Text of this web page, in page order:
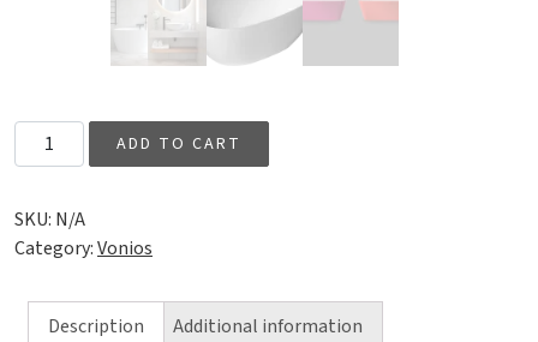
Vonia LAVA I quantity
ADD TO CART
SKU: N/A
Category:Vonios
Description Additional information